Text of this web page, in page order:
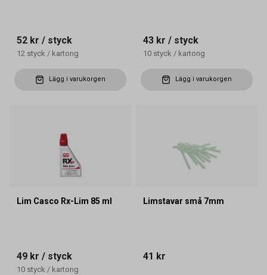
52 kr / styck
12 styck / kartong
Lägg i varukorgen
43 kr / styck
10 styck / kartong
Lägg i varukorgen
Lim Casco Rx-Lim 85 ml
49 kr / styck
10 styck / kartong
Limstavar små 7mm
41 kr